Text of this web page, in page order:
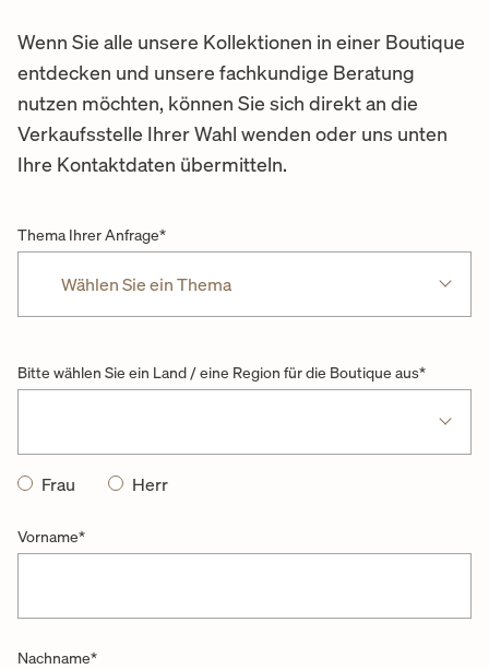
Wenn Sie alle unsere Kollektionen in einer Boutique
entdecken und unsere fachkundige Beratung
nutzen möchten, können Sie sich direkt an die
Verkaufsstelle Ihrer Wahl wenden oder uns unten
Ihre Kontaktdaten übermitteln.
Thema Ihrer Anfrage*
Wählen Sie ein Thema
Bitte wählen Sie ein Land / eine Region für die Boutique aus*
Frau Herr
Vorname*
Nachname*